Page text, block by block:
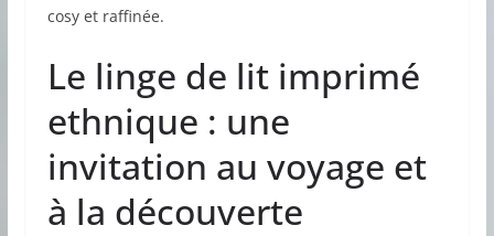
cosy et raffinée.
Le linge de lit imprimé
ethnique : une
invitation au voyage et
à la découverte